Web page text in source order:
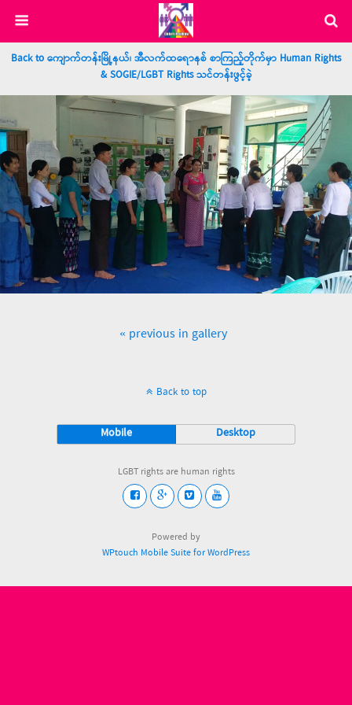
Back to ကျောက်တန်းမြို့နယ်၊ အီလက်ထရောနစ် စာကြည့်တိုက်မှာ Human Rights
& SOGIE/LGBT Rights သင်တန်းဖွင့်ခဲ့
« previous in gallery
Back to top
Mobile Desktop
LGBT rights are human rights
Powered by
WPtouch Mobile Suite for WordPress